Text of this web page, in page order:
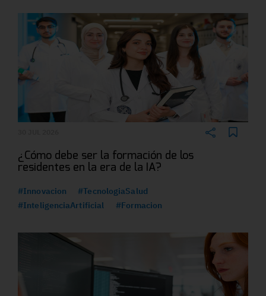
¿Cómo debe ser la formación de los
residentes en la era de la IA?
#Innovacion
#TecnologiaSalud
#InteligenciaArtificial
#Formacion